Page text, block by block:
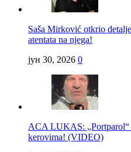
Saša Mirković otkrio
atentata na njega!
јун 30, 2026 0
ACA LUKAS: „Portparol“
kerovima! (VIDEO)